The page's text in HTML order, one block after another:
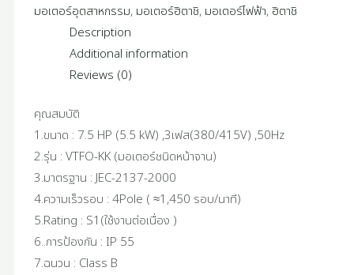
มอเตอร์อุตสาหกรรม, มอเตอร์ฮิตาชิ, มอเตอร์ไฟฟ้า,ฮิตาชิ
Description
Additional information
Reviews (0)
คุณสมบัติ
1.ขนาด : 7.5 HP (5.5 kW) ,3เฟส(380/415V) ,50Hz
2.รุ่น : VTFO-KK (มอเตอร์ชนิดหน้าจาน)
3.มาตรฐาน : JEC-2137-2000
4.ความเร็วรอบ : 4Pole ( ≈1,450 รอบ/นาที)
5.Rating : S1(ใช้งานต่อเนื่อง )
6..การป้องกัน : IP 55
7.ฉนวน : Class B